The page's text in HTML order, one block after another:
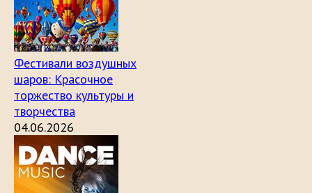
Фестивали воздушных
шаров: Красочное
торжество культуры и
творчества
04.06.2026